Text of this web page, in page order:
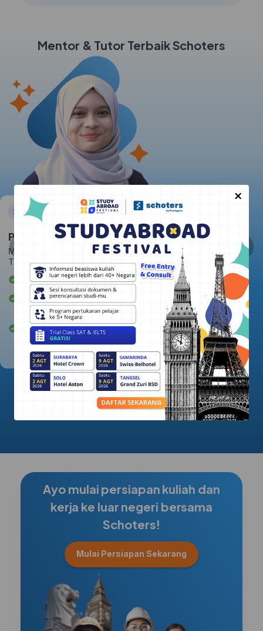
Mentor & Tutor Terbaik Schoters
Pratiwi
Massachusetts Institute of
Technology
Awardee Beasiswa LPDP
Berpengalaman mengajar 2+
tahun
Rata-rata kepuasan student:
5.0/5.0
Ayo mulai persiapan kuliah dan
kerja ke luar negeri bersama
Schoters!
Mulai Persiapan Sekarang
×